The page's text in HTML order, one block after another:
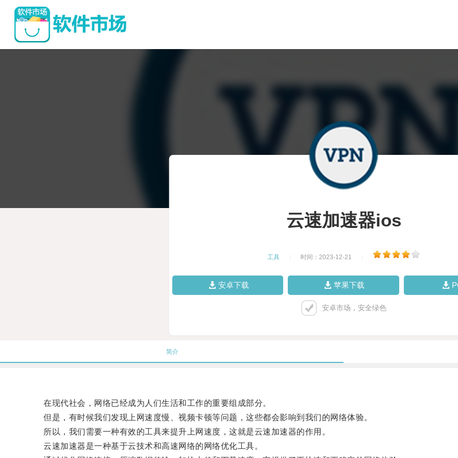
云速加速器ios
工具 时间：2023-12-21
安卓下载 苹果下载
安卓市场，安全绿色
简介
在现代社会，网络已经成为人们生活和工作的重要组成部分。
但是，有时候我们发现上网速度慢、视频卡顿等问题，这些都会影响到我们的网络体验。
所以，我们需要一种有效的工具来提升上网速度，这就是云速加速器的作用。
云速加速器是一种基于云技术和高速网络的网络优化工具。